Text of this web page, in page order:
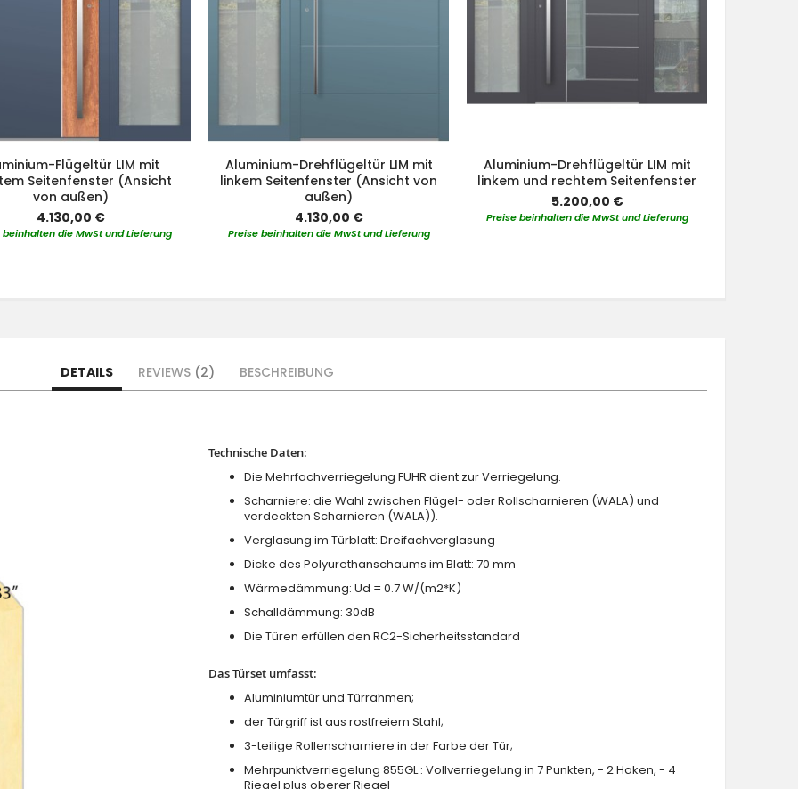
Flügeltür LIM mit
Seitenfenster (Ansicht
von außen)
4.130,00 €
beinhalten die MwSt und Lieferung
Aluminium-Drehflügeltür LIM mit
linkem Seitenfenster (Ansicht von
außen)
4.130,00 €
Preise beinhalten die MwSt und Lieferung
Aluminium-Drehflügeltür LIM mit
linkem und rechtem Seitenfenster
5.200,00 €
Preise beinhalten die MwSt und Lieferung
DETAILS
Technische Daten:
Die Mehrfachverriegelung FUHR dient zur Verriegelung.
Scharniere: die Wahl zwischen Flügel- oder Rollscharnieren (WALA) und
verdeckten Scharnieren (WALA)).
Verglasung im Türblatt: Dreifachverglasung
Dicke des Polyurethanschaums im Blatt: 70 mm
Wärmedämmung: Ud = 0.7 W/(m2*K)
Schalldämmung: 30dB
Die Türen erfüllen den RC2-Sicherheitsstandard
Das Türset umfasst:
Aluminiumtür und Türrahmen;
der Türgriff ist aus rostfreiem Stahl;
3-teilige Rollenscharniere in der Farbe der Tür;
Mehrpunktverriegelung 855GL : Vollverriegelung in 7 Punkten, - 2 Haken, - 4
Riegel plus oberer Riegel
REVIEWS 2 BESCHREIBUNG